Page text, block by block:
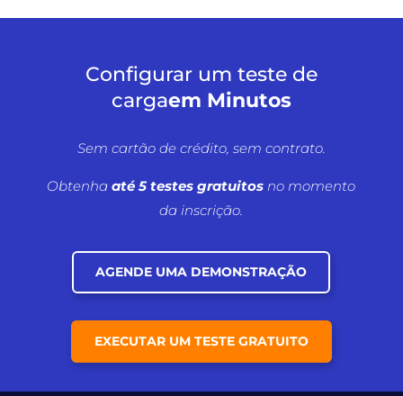
Configurar um teste de
cargaem Minutos
Sem cartão de crédito, sem contrato.
Obtenhaaté 5 testes gratuitos no momento
da inscrição.
AGENDE UMA DEMONSTRAÇÃO
EXECUTAR UM TESTE GRATUITO